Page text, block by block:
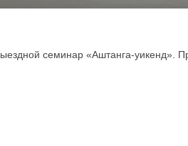
семинар «Аштанга-уикенд».